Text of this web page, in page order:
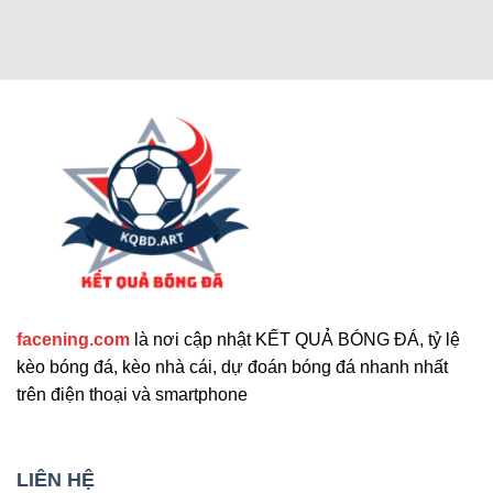
Ngoài các tính năng chính, trang web còn cung
cấp nhiều công cụ hỗ trợ khác. Những tính năng
mở rộng nổi bật mà bạn không nên bỏ qua. Chúng
facening.com là nơi cập nhật KẾT QUẢ BÓNG ĐÁ, tỷ lệ
kèo bóng đá, kèo nhà cái, dự đoán bóng đá nhanh nhất
trên điện thoại và smartphone
LIÊN HỆ